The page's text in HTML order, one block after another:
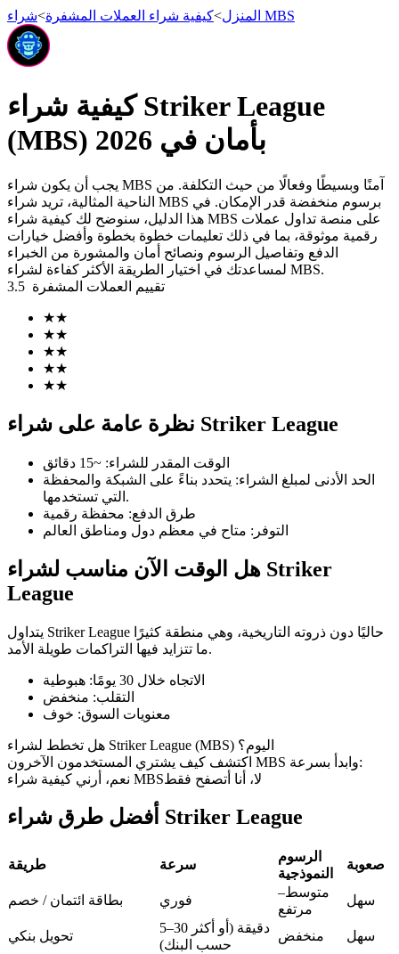
العقود الآجلة
العقود الآجلة USDT
العقود الآجلة لـ COIN-M
العقود الآجلة للعملات المشفرة
TradFi
العقود الآجلة USDC
المنزل>كيفية شراء العملات المشفرة> شراء MBS
كيفية شراء Striker League
(MBS) بأمان في 2026
يجب أن يكون شراء MBS آمنًا وبسيطًا وفعالًا من حيث التكلفة. من
الناحية المثالية، تريد شراء MBS برسوم منخفضة قدر الإمكان. في
هذا الدليل، سنوضح لك كيفية شراء MBS على منصة تداول عملات
رقمية موثوقة، بما في ذلك تعليمات خطوة بخطوة وأفضل خيارات
الدفع وتفاصيل الرسوم ونصائح أمان والمشورة من الخبراء
لمساعدتك في اختيار الطريقة الأكثر كفاءة لشراء MBS.
تقييم العملات المشفرة 3.5
★★
★★
★★
★★
★★
نظرة عامة على شراء Striker League
الوقت المقدر للشراء: ~15 دقائق
الحد الأدنى لمبلغ الشراء: يتحدد بناءً على الشبكة والمحفظة
التي تستخدمها.
طرق الدفع: محفظة رقمية
التوفر : متاح في معظم دول ومناطق العالم
هل الوقت الآن مناسب لشراء Striker
League
يتداول Striker League حاليًا دون ذروته التاريخية، وهي منطقة كثيرًا
ما تتزايد فيها التراكمات طويلة الأمد.
الاتجاه خلال 30 يومًا : هبوطية
التقلب: منخفض
معنويات السوق: خوف
هل تخطط لشراء Striker League (MBS) اليوم؟
اكتشف كيف يشتري المستخدمون الآخرون MBS وابدأ بسرعة:
نعم، أرني كيفية شراء MBSلا، أنا أتصفح فقط
أفضل طرق شراء Striker League
طريقة سرعة
الرسوم
النموذجية
صعوبة
بطاقة ائتمان / خصم فوري
متوسط–
مرتفع
سهل
تحويل بنكي
5–30 دقيقة (أو أكثر
حسب البنك)
منخفض
سهل